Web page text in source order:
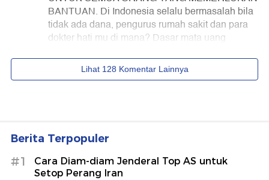
Berita Terpopuler
#1
Cara Diam-diam Jenderal Top AS untuk
Setop Perang Iran